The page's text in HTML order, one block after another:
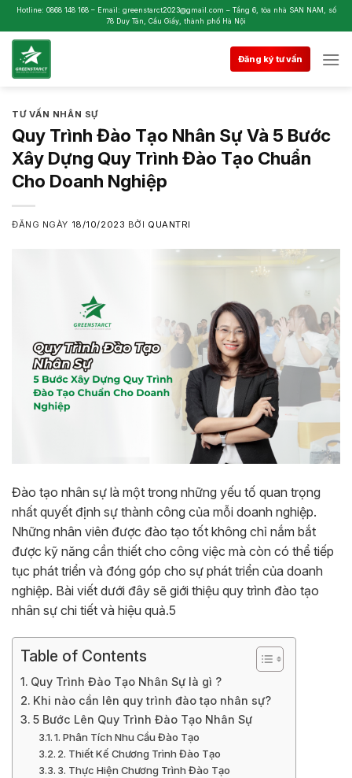
Skip
to
content
Hotline: 0868 148 168 – Email: greenstarct2023@gmail.com – Tầng 6, tòa nhà SAN NAM, số
78 Duy Tân, Cầu Giấy, thành phố Hà Nội
Đăng ký tư vấn
TƯ VẤN NHÂN SỰ
Quy Trình Đào Tạo Nhân Sự Và 5 Bước
Xây Dựng Quy Trình Đào Tạo Chuẩn
Cho Doanh Nghiệp
ĐĂNG NGÀY 18/10/2023 BỞI QUANTRI
Đào tạo nhân sự là một trong những yếu tố quan trọng
nhất quyết định sự thành công của mỗi doanh nghiệp.
Những nhân viên được đào tạo tốt không chỉ nắm bắt
được kỹ năng cần thiết cho công việc mà còn có thể tiếp
tục phát triển và đóng góp cho sự phát triển của doanh
nghiệp. Bài viết dưới đây sẽ giới thiệu quy trình đào tạo
nhân sự chi tiết và hiệu quả.5
Table of Contents
Quy Trình Đào Tạo Nhân Sự là gì ?
Khi nào cần lên quy trình đào tạo nhân sự?
5 Bước Lên Quy Trình Đào Tạo Nhân Sự
1. Phân Tích Nhu Cầu Đào Tạo
2. Thiết Kế Chương Trình Đào Tạo
3. Thực Hiện Chương Trình Đào Tạo